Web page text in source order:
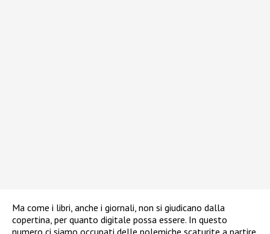
Ma come i libri, anche i giornali, non si giudicano dalla
copertina, per quanto digitale possa essere. In questo